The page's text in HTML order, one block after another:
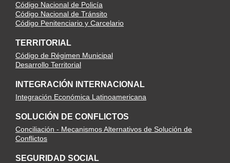
Código Nacional de Policía
Código Nacional de Tránsito
Código Penitenciario y Carcelario
TERRITORIAL
Código de Régimen Municipal
Desarrollo Territorial
INTEGRACIÓN INTERNACIONAL
Integración Económica Latinoamericana
SOLUCIÓN DE CONFLICTOS
Conciliación - Mecanismos Alternativos de Solución de
Conflictos
SEGURIDAD SOCIAL